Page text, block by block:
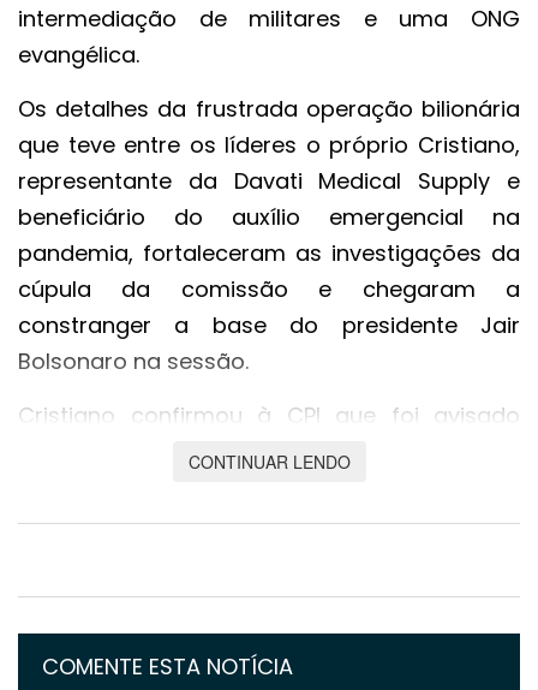
intermediação de militares e uma ONG
evangélica.
Os detalhes da frustrada operação bilionária
que teve entre os líderes o próprio Cristiano,
representante da Davati Medical Supply e
beneficiário do auxílio emergencial na
pandemia, fortaleceram as investigações da
cúpula da comissão e chegaram a
constranger a base do presidente Jair
Bolsonaro na sessão.
Cristiano confirmou à CPI que foi avisado
sobre um suposto pedido de propina durante
Minas Gerais Luiz Paulo Dominghetti revelou
Logística da Saúde Roberto Ferreira Dias teria
cobrado, em jantar no dia 25 de fevereiro,
US$ 1 por dose para destravar o negócio com
CONTINUAR LENDO
COMENTE ESTA NOTÍCIA